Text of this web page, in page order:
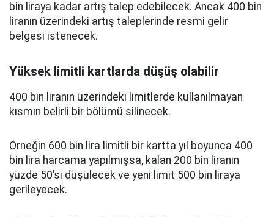
bin liraya kadar artış talep edebilecek. Ancak 400 bin
liranın üzerindeki artış taleplerinde resmi gelir
belgesi istenecek.
Yüksek limitli kartlarda düşüş olabilir
400 bin liranın üzerindeki limitlerde kullanılmayan
kısmın belirli bir bölümü silinecek.
Örneğin 600 bin lira limitli bir kartta yıl boyunca 400
bin lira harcama yapılmışsa, kalan 200 bin liranın
yüzde 50’si düşülecek ve yeni limit 500 bin liraya
gerileyecek.